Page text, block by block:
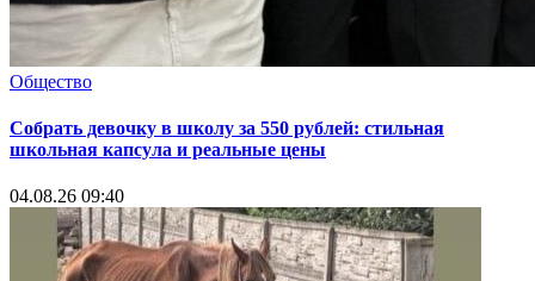
Общество
Собрать девочку в школу за 550 рублей: стильная
школьная капсула и реальные цены
04.08.26 09:40